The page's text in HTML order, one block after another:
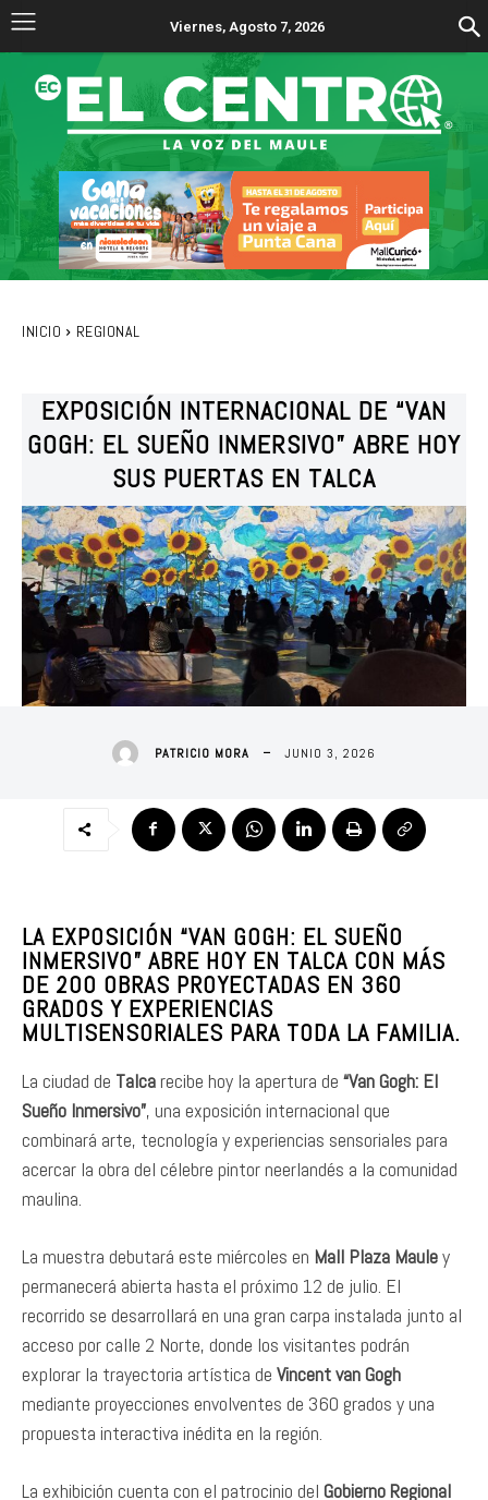
Viernes, Agosto 7, 2026
INICIO REGIONAL
EXPOSICIÓN INTERNACIONAL DE “VAN
GOGH: EL SUEÑO INMERSIVO” ABRE HOY
SUS PUERTAS EN TALCA
PATRICIO MORA JUNIO 3, 2026
LA EXPOSICIÓN “VAN GOGH: EL SUEÑO
INMERSIVO” ABRE HOY EN TALCA CON MÁS
DE 200 OBRAS PROYECTADAS EN 360
GRADOS Y EXPERIENCIAS
MULTISENSORIALES PARA TODA LA FAMILIA.
La ciudad de Talcarecibe hoy la apertura de “Van Gogh: El
Sueño Inmersivo”, una exposición internacional que
combinará arte, tecnología y experiencias sensoriales para
acercar la obra del célebre pintor neerlandés a la comunidad
maulina.
La muestra debutará este miércoles en Mall Plaza Mauley
permanecerá abierta hasta el próximo 12 de julio. El
recorrido se desarrollará en una gran carpa instalada junto al
acceso por calle 2 Norte, donde los visitantes podrán
explorar la trayectoria artística de Vincent van Gogh
mediante proyecciones envolventes de 360 grados y una
propuesta interactiva inédita en la región.
La exhibición cuenta con el patrocinio del Gobierno Regional